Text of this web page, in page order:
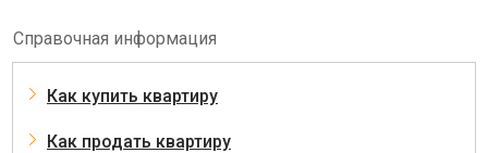
Справочная информация
Как купить квартиру
Как продать квартиру